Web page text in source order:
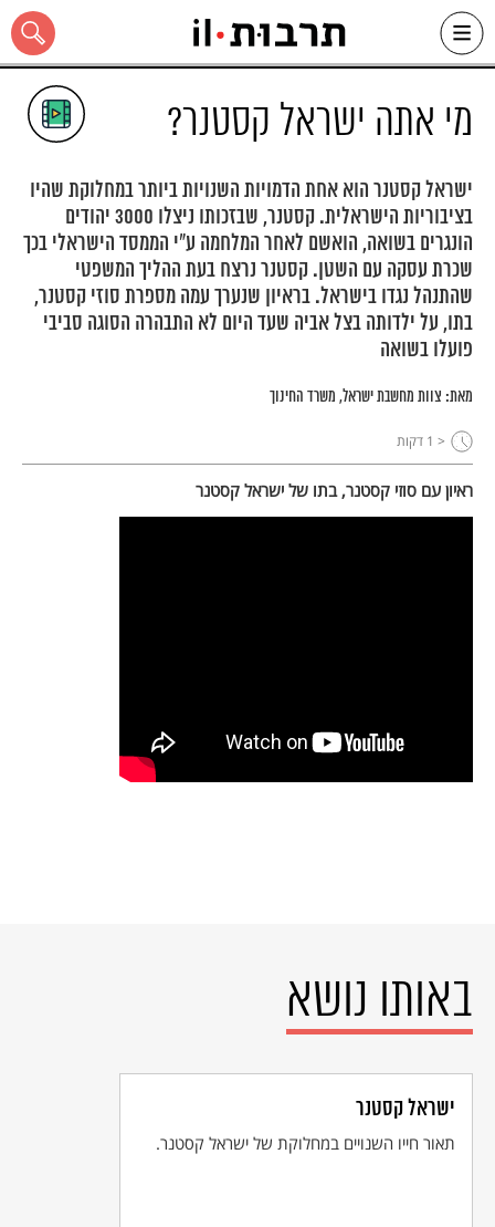
Skip
content
כל האתר
מי אתה ישראל קסטנר?
ישראל קסטנר הוא אחת הדמויות השנויות ביותר במחלוקת שהיו
בציבוריות הישראלית. קסטנר, שבזכותו ניצלו 3000 יהודים
הונגרים בשואה, הואשם לאחר המלחמה ע"י הממסד הישראלי בכך
שכרת עסקה עם השטן. קסטנר נרצח בעת ההליך המשפטי
שהתנהל נגדו בישראל. בראיון שנערך עמה מספרת סוזי קסטנר,
בתו, על ילדותה בצל אביה שעד היום לא התבהרה הסוגה סביבי
פועלו בשואה
מאת: צוות מחשבת ישראל, משרד החינוך
< 1 דקות
ראיון עם סוזי קסטנר, בתו של ישראל קסטנר
באותו נושא
ישראל קסטנר
תאור חייו השנויים במחלוקת של ישראל קסטנר.